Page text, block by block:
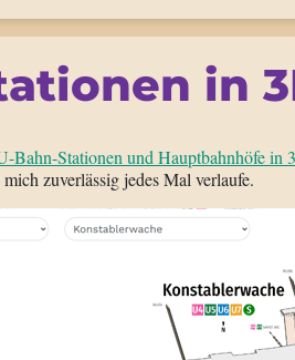
in
Bahn-Stationen und Hauptbahnhöfe in
zuverlässig jedes Mal verlaufe.